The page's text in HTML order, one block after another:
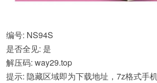
编号: NS94S
是否全见: 是
解压码: way29.top
提示: 隐藏区域即为下载地址，7z格式手